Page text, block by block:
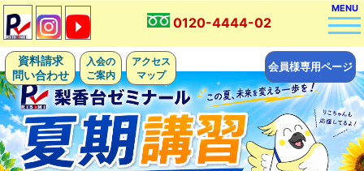
0120-4444-02
資料請求
問い合わせ
入会の
ご案内
アクセス
マップ
会員様専用ページ
MENU